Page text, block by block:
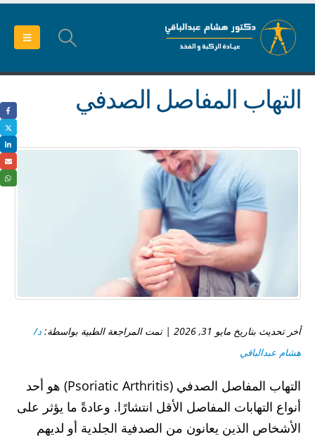
التهاب المفاصل الصدفي
أخر تحديث بتاريخ مايو 31, 2026 | تمت المراجعة الطبية بواسطة:
د/
هشام عبدالباقي
التهاب المفاصل الصدفي (Psoriatic Arthritis) هو أحد
أنواع التهابات المفاصل الأقل انتشارًا. وعادةً ما يؤثر على
الأشخاص الذين يعانون من الصدفية الجلدية أو لديهم